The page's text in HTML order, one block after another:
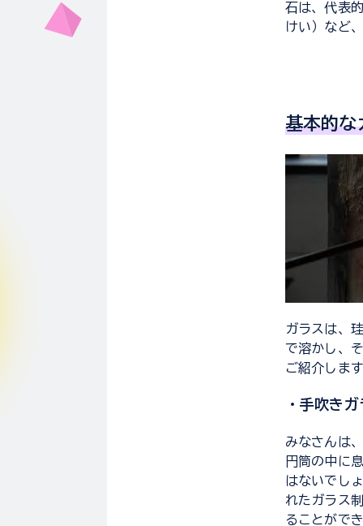
石は、代表
けい）など
基本的な
ガラスは、
で溶かし、
ご紹介しま
・手吹き
みなさんは
円筒の中に
はないでし
れたガラス
ることがで